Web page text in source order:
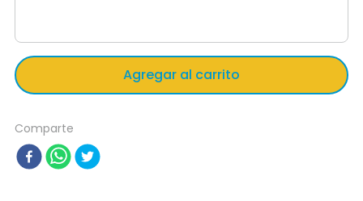
Agregar al carrito
Comparte